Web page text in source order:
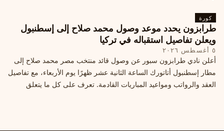
كورة
طرابزون يحدد موعد وصول محمد صلاح إلى إسطنبول
ويعلن تفاصيل استقباله في تركيا
٥ أغسطس ٢٠٢٦
أعلن نادي طرابزون سبور عن وصول قائد منتخب مصر محمد صلاح إلى
مطار إسطنبول أتاتورك الساعة الثانية عشر ظهرًا يوم الأربعاء، مع تفاصيل
العقد والرواتب ومواعيد المباريات القادمة. تعرف على كل ما يتعلق